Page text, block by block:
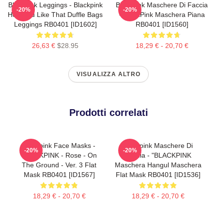
Blackpink Leggings - Blackpink
How You Like That Duffle Bags
Leggings RB0401 [ID1602]
26,63 € $28.95
-20%
Blackpink Maschere Di Faccia
- BlackPink Maschera Piana
RB0401 [ID1560]
18,29 € - 20,70 €
-20%
VISUALIZZA ALTRO
Prodotti correlati
Blackpink Face Masks -
BLACKPINK - Rose - On
The Ground - Ver. 3 Flat
Mask RB0401 [ID1567]
18,29 € - 20,70 €
-20%
Blackpink Maschere Di
Faccia - "BLACKPINK
Maschera Hangul Maschera
Flat Mask RB0401 [ID1536]
18,29 € - 20,70 €
-20%